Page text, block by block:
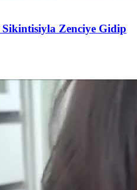
Zenciye Gidip